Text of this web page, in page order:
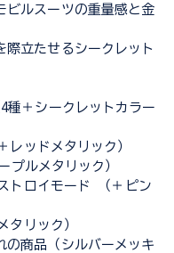
ビルスーツの重量感と金
際立たせるシークレット
種＋シークレットカラー
レッドメタリック）
プルメタリック）
トロイモード （＋ピン
タリック）
商品（シルバーメッキ